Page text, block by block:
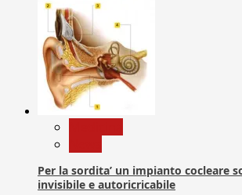
Per la sordita’ un impianto cocleare
invisibile e autoricricabile